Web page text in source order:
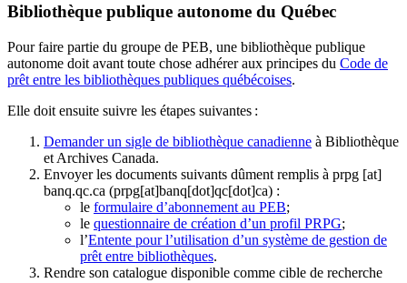
Bibliothèque publique autonome du Québec
Pour faire partie du groupe de PEB, une bibliothèque publique
autonome doit avant toute chose adhérer aux principes du Code de
prêt entre les bibliothèques publiques québécoises.
Elle doit ensuite suivre les étapes suivantes :
Demander un sigle de bibliothèque canadienne à Bibliothèque
et Archives Canada.
Envoyer les documents suivants dûment remplis à prpg [at]
banq.qc.ca (prpg[at]banq[dot]qc[dot]ca) :
le formulaire d’abonnement au PEB;
le questionnaire de création d’un profil PRPG;
l’Entente pour l’utilisation d’un système de gestion de
prêt entre bibliothèques.
Rendre son catalogue disponible comme cible de recherche